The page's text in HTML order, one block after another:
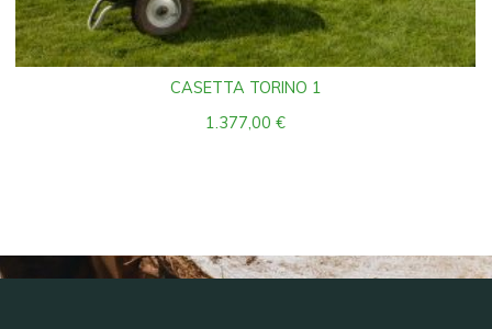
CASETTA TORINO 1
1.377,00€